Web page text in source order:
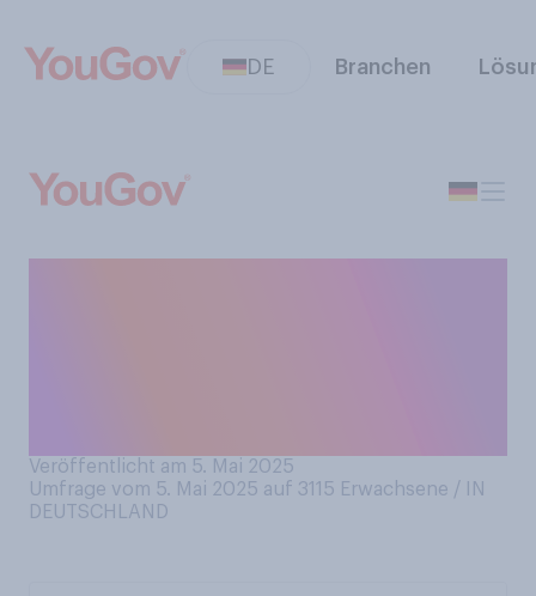
DE Branchen
Veröffentlicht am 5. Mai 2025
Umfrage vom 5. Mai 2025 auf 3115 Erwachsene / IN
DEUTSCHLAND